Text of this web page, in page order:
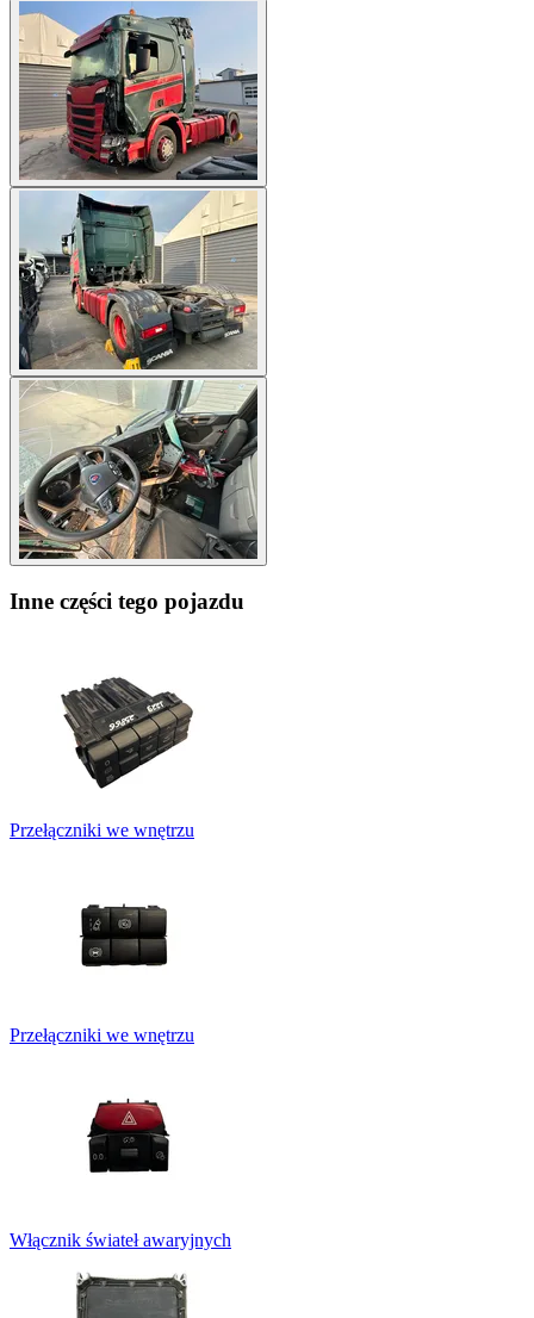
Inne części tego pojazdu
Przełączniki we wnętrzu
Przełączniki we wnętrzu
Włącznik świateł awaryjnych